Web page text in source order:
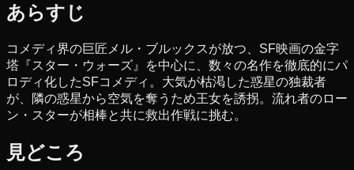
あらすじ
コメディ界の巨匠メル・ブルックスが放つ、SF映画の金字
塔『スター・ウォーズ』を中心に、数々の名作を徹底的にパ
ロディ化したSFコメディ。大気が枯渇した惑星の独裁者
が、隣の惑星から空気を奪うため王女を誘拐。流れ者のロー
ン・スターが相棒と共に救出作戦に挑む。
見どころ